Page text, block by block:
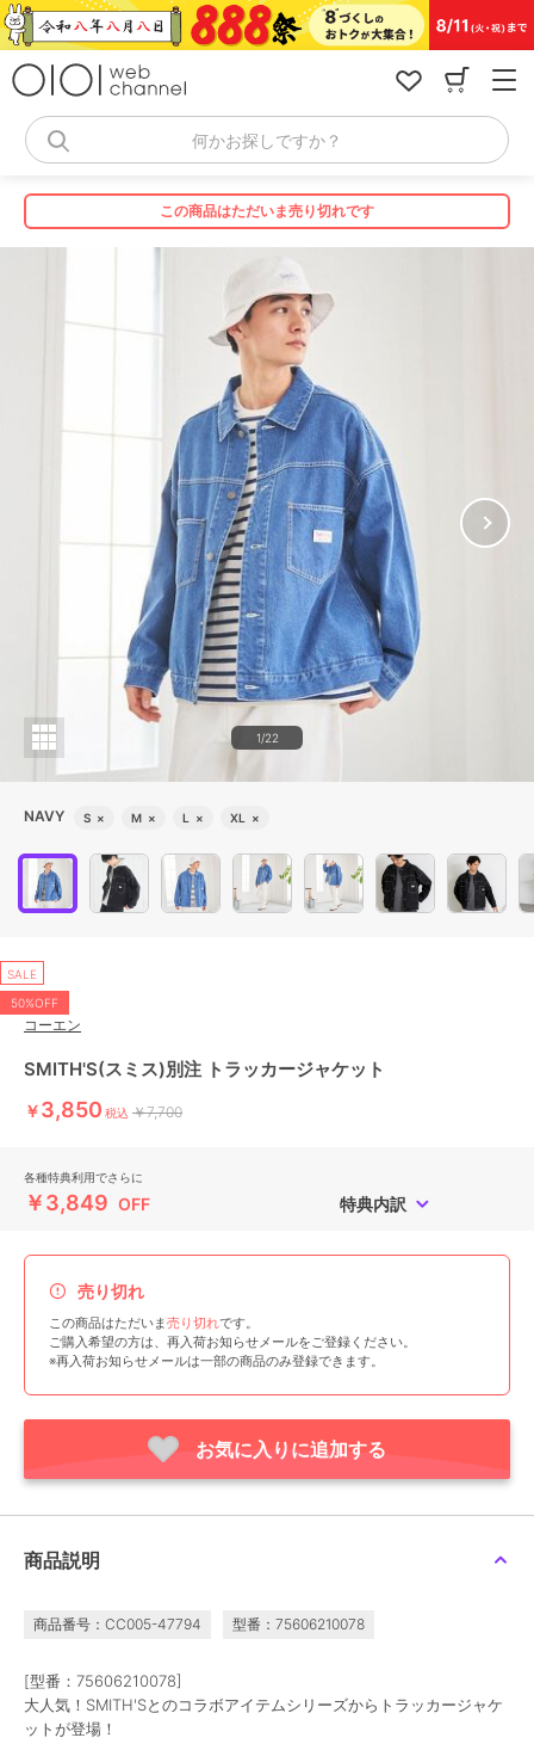
コ
ン
何かお探しですか？
この商品はただいま売り切れです
1/22
NAVY S × M × L × XL ×
SALE
50%OFF
コーエン
SMITH'S(スミス)別注 トラッカージャケット
￥3,850 税込 ￥7,700
各種特典利用でさらに
￥3,849 OFF 特典内訳
売り切れ
この商品はただいま売り切れです。
ご購入希望の方は、再入荷お知らせメールをご登録ください。
※再入荷お知らせメールは一部の商品のみ登録できます。
お気に入りに追加する
商品説明
商品番号：CC005-47794 型番：75606210078
[型番：75606210078]
大人気！SMITH'Sとのコラボアイテムシリーズからトラッカージャケ
ットが登場！